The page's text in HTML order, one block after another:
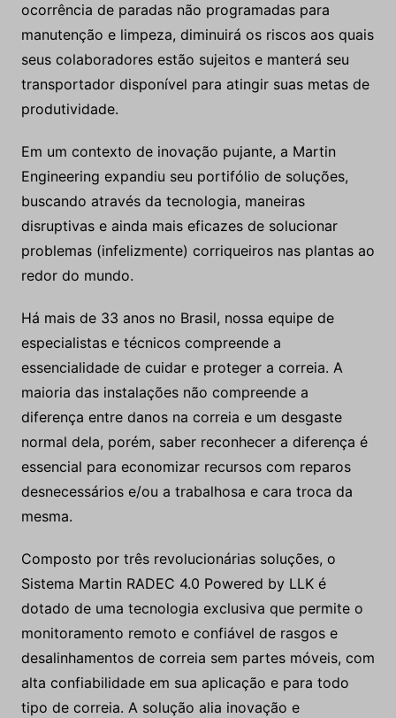
ocorrência de paradas não programadas para
manutenção e limpeza, diminuirá os riscos aos quais
seus colaboradores estão sujeitos e manterá seu
transportador disponível para atingir suas metas de
produtividade.
Em um contexto de inovação pujante, a Martin
Engineering expandiu seu portifólio de soluções,
buscando através da tecnologia, maneiras
disruptivas e ainda mais eficazes de solucionar
problemas (infelizmente) corriqueiros nas plantas ao
redor do mundo.
Há mais de 33 anos no Brasil, nossa equipe de
especialistas e técnicos compreende a
essencialidade de cuidar e proteger a correia. A
maioria das instalações não compreende a
diferença entre danos na correia e um desgaste
normal dela, porém, saber reconhecer a diferença é
essencial para economizar recursos com reparos
desnecessários e/ou a trabalhosa e cara troca da
mesma.
Composto por três revolucionárias soluções, o
Sistema Martin RADEC 4.0 Powered by LLK é
dotado de uma tecnologia exclusiva que permite o
monitoramento remoto e confiável de rasgos e
desalinhamentos de correia sem partes móveis, com
alta confiabilidade em sua aplicação e para todo
tipo de correia. A solução alia inovação e